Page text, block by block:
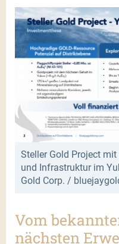
Steller Gold Project
und Infrastruktur im
Gold Corp. /
Vom
nächsten